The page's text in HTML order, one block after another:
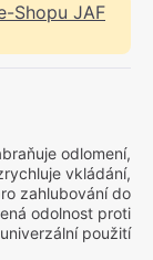
Shopu JAF
odlomení,
vkládání,
zahlubování do
odolnost proti
použití